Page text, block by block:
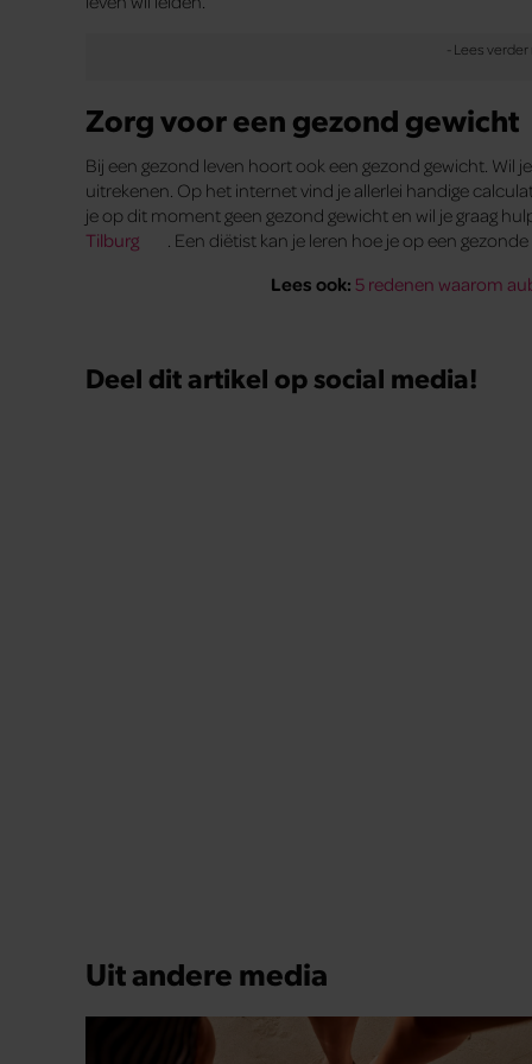
Zorg voor een gezond gewicht
Bij een gezond leven hoort ook een gezond gewicht. Wil
uitrekenen. Op het internet vind je allerlei handige
je op dit moment geen gezond gewicht en wil je graag
Tilburg
. Een diëtist kan je leren hoe je op een
Lees ook: 5 redenen waarom
Deel dit artikel op social media!
uitkomt, lijken je sneakers in één klap een maat
achter en aan het einde van de dag voelen je